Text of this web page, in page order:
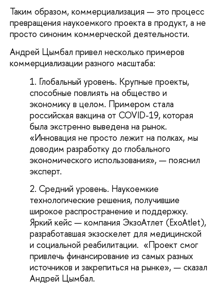
Таким образом, коммерциализация — это процесс
превращения наукоемкого проекта в продукт, а не
просто синоним коммерческой деятельности.
Андрей Цымбал привел несколько примеров
коммерциализации разного масштаба:
Глобальный уровень. Крупные проекты,
способные повлиять на общество и
экономику в целом. Примером стала
российская вакцина от COVID-19, которая
была экстренно выведена на рынок.
«Инновация не просто лежит на полках, мы
доводим разработку до глобального
экономического использования», — пояснил
эксперт.
Средний уровень. Наукоемкие
технологические решения, получившие
широкое распространение и поддержку.
Яркий кейс — компания ЭкзоАтлет (ExoAtlet),
разработавшая экзоскелет для медицинской
и социальной реабилитации. «Проект смог
привлечь финансирование из самых разных
источников и закрепиться на рынке», — сказал
Андрей Цымбал.